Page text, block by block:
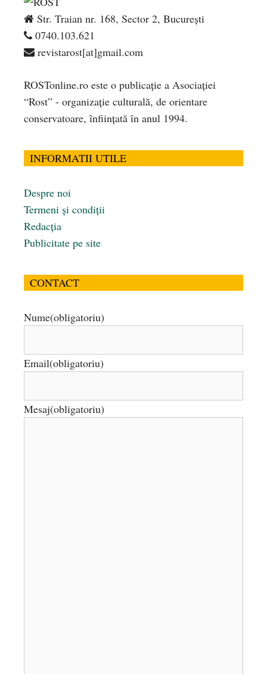
Str. Traian nr. 168, Sector 2, București
0740.103.621
revistarost[at]gmail.com
ROSTonline.ro este o publicaţie a Asociaţiei
“Rost” - organizaţie culturală, de orientare
conservatoare, înfiinţată în anul 1994.
INFORMATII UTILE
Despre noi
Termeni și condiții
Redacția
Publicitate pe site
CONTACT
Nume(obligatoriu)
Email(obligatoriu)
Mesaj(obligatoriu)